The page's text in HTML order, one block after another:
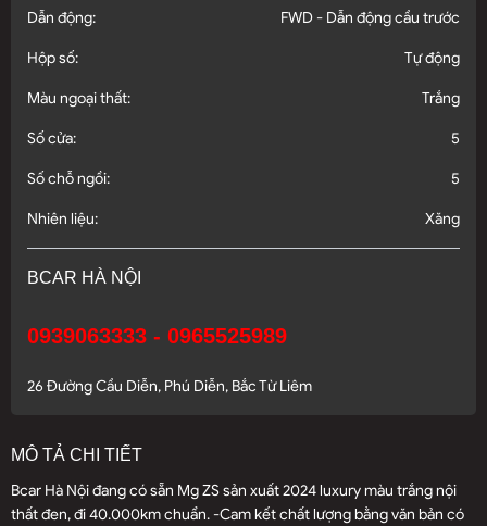
Dẫn động: FWD - Dẫn động cầu trước
Hộp số: Tự động
Màu ngoại thất: Trắng
Số cửa: 5
Số chỗ ngồi: 5
Nhiên liệu: Xăng
BCAR HÀ NỘI
0939063333 - 0965525989
26 Đường Cầu Diễn, Phú Diễn, Bắc Từ Liêm
MÔ TẢ CHI TIẾT
Bcar Hà Nội đang có sẵn Mg ZS sản xuất 2024 luxury màu trắng nội
thất đen, đi 40.000km chuẩn. -Cam kết chất lượng bằng văn bản có